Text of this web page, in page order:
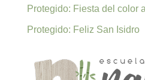
Protegido: Fiesta del color
Protegido: Feliz San Isidro